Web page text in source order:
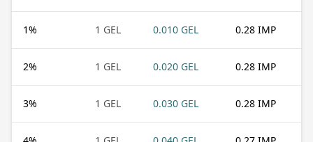
1% 1 GEL 0.010 GEL 0.28 IMP
2% 1 GEL 0.020 GEL 0.28 IMP
3% 1 GEL 0.030 GEL 0.28 IMP